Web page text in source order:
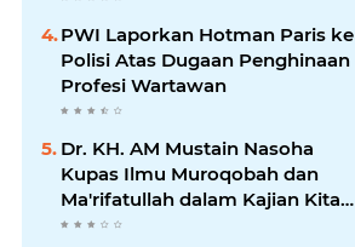
PWI Laporkan Hotman Paris ke
Polisi Atas Dugaan Penghinaan
Profesi Wartawan
Dr. KH. AM Mustain Nasoha
Kupas Ilmu Muroqobah dan
Ma'rifatullah dalam Kajian Kitab
Ihya' Ulumuddin